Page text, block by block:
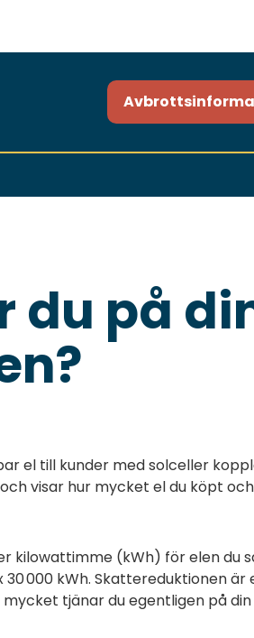
du på
el till kunder med solceller
visar hur mycket el du köpt
kilowattimme (kWh) för elen du
000 kWh. Skattereduktionen är
tjänar du egentligen på din